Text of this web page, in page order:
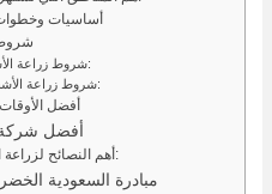
أساسيات
شروط زراعة الأشجار في المناطق الحضرية:
شروط زراعة الأشجار في المناطق الصحراوية:
أفضل
أفضل شركة
أهم النصائح لزراعة الأشجار والنخيل في السعودية:
مبادرة السعودية